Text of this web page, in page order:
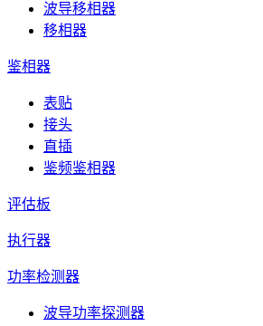
波导移相器
移相器
鉴相器
表贴
接头
直插
鉴频鉴相器
评估板
执行器
功率检测器
波导功率探测器